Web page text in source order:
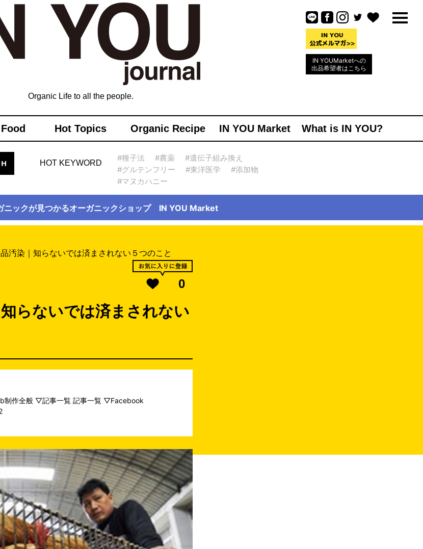
IN YOUMarketへの
出品希望者はこちら
Organic Life to all the people.
Hot Topics Organic Recipe IN YOU Market What is IN YOU?
HOT KEYWORD
#種子法 #農薬
#遺伝子組み換え
#グルテンフリー
#東洋医学
#添加物
#マヌカハニー
ニックが見つかるオーガニックショップ IN YOU Market
汚染｜知らないでは済まされない５つのこと
0
らないでは済まされない
制作全般 ▽記事一覧 記事一覧 ▽Facebook